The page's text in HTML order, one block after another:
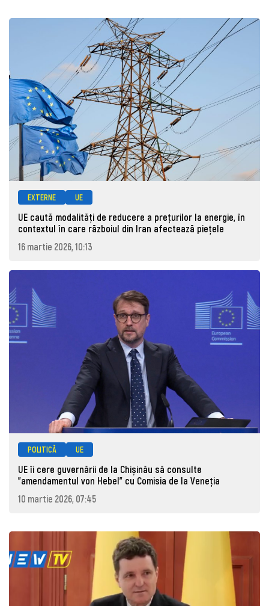
EXTERNE UE
UE caută modalități de reducere a prețurilor la energie, în
contextul în care războiul din Iran afectează piețele
16 martie 2026, 10:13
POLITICĂ UE
UE îi cere guvernării de la Chișinău să consulte
”amendamentul von Hebel” cu Comisia de la Veneția
10 martie 2026, 07:45